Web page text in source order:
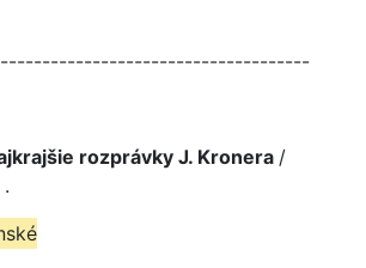
rozprávky J. Kronera /